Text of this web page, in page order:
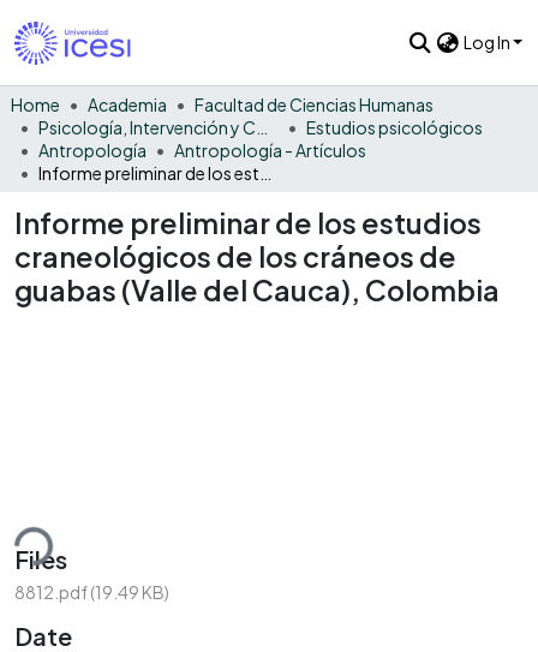
Log In
Home Academia
Facultad de Ciencias Humanas
Estudios psicológicos
Antropología
Antropología - Artículos
Informe preliminar de los estudios
craneológicos de los cráneos de
guabas (Valle del Cauca), Colombia
Files
8812.pdf(19.49 KB)
Date